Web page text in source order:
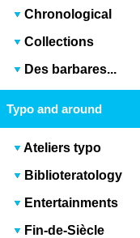
Chronological
Collections
Des barbares...
Typo and around
Ateliers typo
Biblioteratology
Entertainments
Fin-de-Siècle